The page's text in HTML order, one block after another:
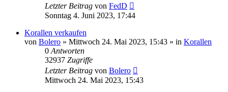
Letzter Beitrag von FedD
Sonntag 4. Juni 2023, 17:44
Korallen verkaufen
von Bolero » Mittwoch 24. Mai 2023, 15:43 » in Korallen
0 Antworten
32937 Zugriffe
Letzter Beitrag von Bolero
Mittwoch 24. Mai 2023, 15:43